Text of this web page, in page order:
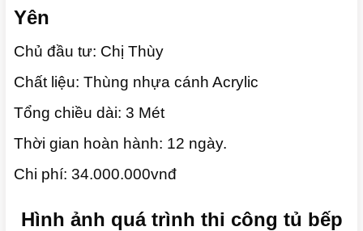
Yên
Chủ đầu tư: Chị Thùy
Chất liệu: Thùng nhựa cánh Acrylic
Tổng chiều dài: 3 Mét
Thời gian hoàn hành: 12 ngày.
Chi phí: 34.000.000vnđ
Hình ảnh quá trình thi công tủ bếp